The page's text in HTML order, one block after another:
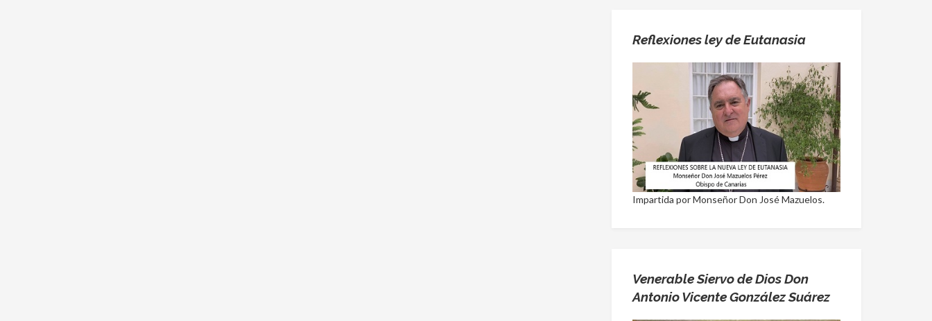
Reflexiones ley de Eutanasia
Impartida por Monseñor Don José Mazuelos.
Venerable Siervo de Dios Don
Antonio Vicente González Suárez